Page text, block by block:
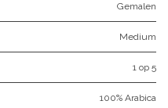
Gemalen
Medium
1 op 5
100% Arabica